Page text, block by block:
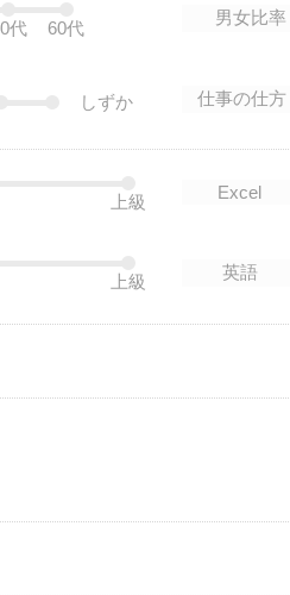
代 60代
男女比率
しずか 仕事の仕方
上級 Excel
上級 英語